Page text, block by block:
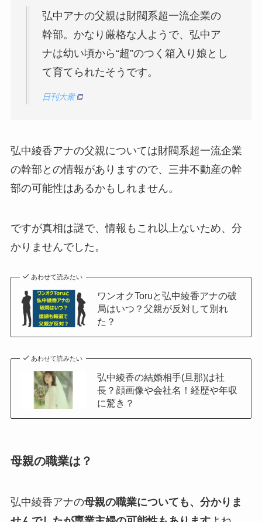
弘中アナの父親は財閥系超一流企業の
幹部。かなり厳格な人ようで、弘中ア
ナは幼い頃から“超”のつく箱入り娘とし
て育てられたそうです。
日刊大衆
弘中綾香アナの父親については財閥系超一流企業
の幹部との情報がありますので、三井不動産の幹
部の可能性はあるかもしれません。
ですが真相は謎で、情報もこれ以上ないため、分
かりませんでした。
あわせて読みたい
ワンオクToruと弘中綾香アナの破
局はいつ？父親が反対して別れ
た？
あわせて読みたい
弘中綾香の結婚相手(旦那)は社
長？顔画像や会社名！経歴や年収
に驚き？
母親の職業は？
弘中綾香アナの母親の職業についても、分かりま